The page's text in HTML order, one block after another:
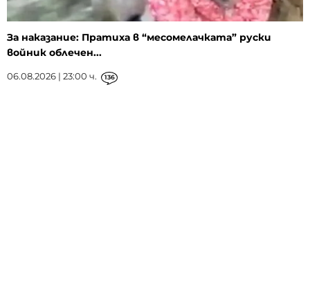
За наказание: Пратиха в “месомелачката” руски
войник облечен...
06.08.2026 | 23:00 ч. 136